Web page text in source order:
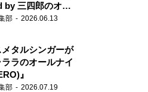
by 三四郎のオー
0(ZERO)』
部 2026.06.13
タルシンガーが
ラのオールナイ
』
部 2026.07.19